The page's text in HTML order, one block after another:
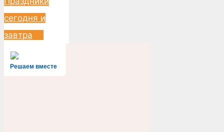
сегодня и
завтра
Решаем вместе